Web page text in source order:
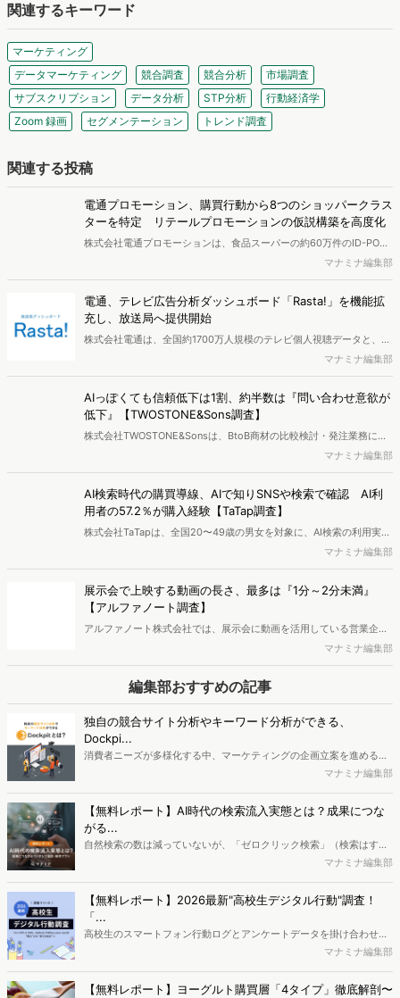
関連するキーワード
マーケティング
データマーケティング
競合調査 競合分析
市場調査
サブスクリプション
データ分析 STP分析
行動経済学
Zoom 録画
セグメンテーション トレンド調査
関連する投稿
電通プロモーション、購買行動から8つのショッパークラス
ターを特定 リテールプロモーションの仮説構築を高度化
株式会社電通プロモーションは、食品スーパーの約60万件のID-POS
データと生活者の定性データをAIで分析し、購買行動の特徴に基づい
た8つのショッパークラスターを特定しました。これにより購買時点
における生活者の意識や行動背景の把握が可能となり、リテールプロ
モーションにおけるプランニングの高速化と高精度化を実現できると
いいます。
マナミナ編集部
電通、テレビ広告分析ダッシュボード「Rasta!」を機能拡
充し、放送局へ提供開始
株式会社電通は、全国約1700万人規模のテレビ個人視聴データと、独
自の大規模生活者意識調査データを掛け合わせて、テレビ広告のデー
タ集計や広告効果の分析ができるダッシュボード「Rasta!
（Resourceful Analysis System of TV Audience：ラスタ）」の機能
を拡充し、放送局への提供を開始したことを発表しました。
マナミナ編集部
AIっぽくても信頼低下は1割、約半数は『問い合わせ意欲が
低下』【TWOSTONE&Sons調査】
株式会社TWOSTONE&Sonsは、BtoB商材の比較検討・発注業務に携
わる担当者を対象に、コンテンツのAIっぽさに関する意識調査を実施
し、結果を公開しました。
マナミナ編集部
AI検索時代の購買導線、AIで知りSNSや検索で確認 AI利
用者の57.2％が購入経験【TaTap調査】
株式会社TaTapは、全国20〜49歳の男女を対象に、AI検索の利用実態
と、AIで知った商品をどこで確かめているかを調査し、結果を公開し
ました。
マナミナ編集部
展示会で上映する動画の長さ、最多は『1分～2分未満』
【アルファノート調査】
アルファノート株式会社では、展示会に動画を活用している営業企
画・マーケティング担当者を対象に、展示会における動画活用の実態
調査を実施し、結果を公開しました。
マナミナ編集部
編集部おすすめの記事
独自の競合サイト分析やキーワード分析ができる、
Dockpi...
消費者ニーズが多様化する中、マーケティングの企画立案を進める上
で、競合分析や消費者分析の重要性がより高まっています。Web行動
データを活用し、Web上の消費者行動を起点とした競合サイト分析や
消費者分析が可能です。今回はDockpitならではの利便性の高い機能
や活用方法を解説します。
マナミナ編集部
【無料レポート】AI時代の検索流入実態とは？成果につな
がる...
自然検索の数は減っていないが、「ゼロクリック検索」（検索はする
がページには流入しない）の割合が増加しているのが、AI時代の検索
か、また、要因を理解した上で、成果に確実につながるコンテンツを
制作するにはどうするべきなのでしょうか。本レポートはこのような
疑問をお抱えのSEO・Webマーケティングご担当者様におすすめの内
容となっています。※本レポートは記事のフォームから無料でダウン
マナミナ編集部
【無料レポート】2026最新"高校生デジタル行動"調査！
「...
高校生のスマートフォン行動ログとアンケートデータを掛け合わせ、
最新の若年層（高校生）におけるデジタル行動実態やSNSの利用傾向
ち、スマートフォンを取り巻く環境が成熟するなか、新興SNSの台頭
マナミナ編集部
【無料レポート】ヨーグルト購買層「4タイプ」徹底解剖〜